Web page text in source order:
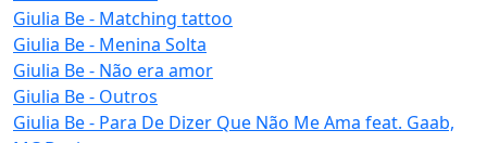
Giulia Be - Matching tattoo
Giulia Be - Menina Solta
Giulia Be - Não era amor
Giulia Be - Outros
Giulia Be - Para De Dizer Que Não Me Ama feat. Gaab,